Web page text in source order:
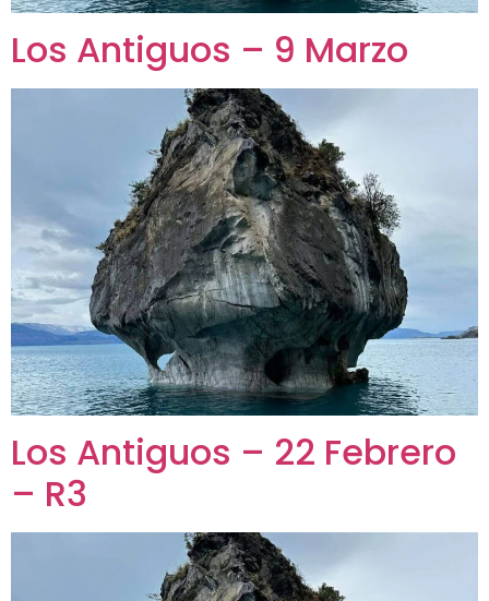
Los Antiguos – 9 Marzo
Los Antiguos – 22 Febrero
– R3